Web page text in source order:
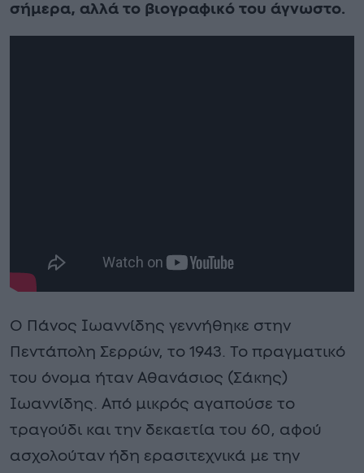
σήμερα, αλλά το βιογραφικό του άγνωστο.
O Πάνος Ιωαννίδης γεννήθηκε στην
Πεντάπολη Σερρών, το 1943. Το πραγματικό
του όνομα ήταν Αθανάσιος (Σάκης)
Ιωαννίδης. Από μικρός αγαπούσε το
τραγούδι και την δεκαετία του 60, αφού
ασχολούταν ήδη ερασιτεχνικά με την